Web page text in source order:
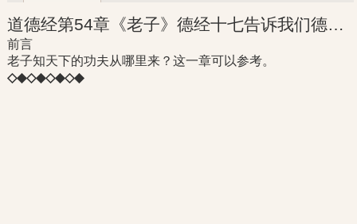
道德经第54章《老子》德经十七告诉我们德有多大天下就应该有多大
前言
老子知天下的功夫从哪里来？这一章可以参考。
◇◆◇◆◇◆◇◆